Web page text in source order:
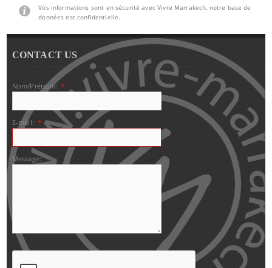
Vos informations sont en sécurité avec Vivre Marrakech, notre base de
données est confidentielle.
CONTACT US
Nom/Prénom: *
E-mail: *
Message: